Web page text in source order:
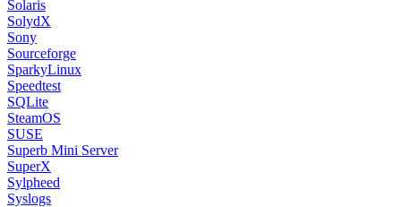
Solaris
SolydX
Sony
Sourceforge
SparkyLinux
Speedtest
SQLite
SteamOS
SUSE
Superb Mini Server
SuperX
Sylpheed
Syslogs